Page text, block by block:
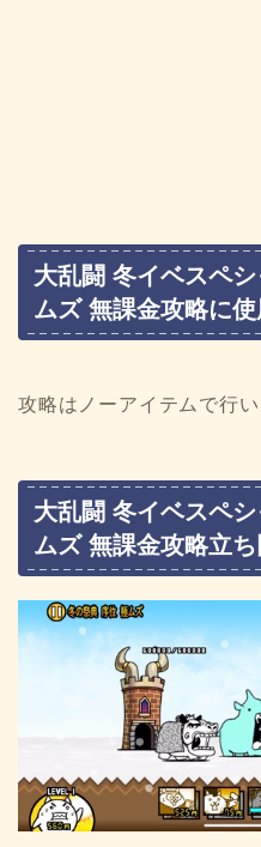
大乱闘 冬イベスペ
ムズ 無課金攻略に
攻略はノーアイテムで行い
大乱闘 冬イベスペ
ムズ 無課金攻略立ち